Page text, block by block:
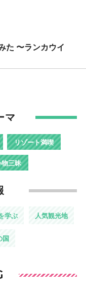
た 〜ランカウイ
マ
リゾート満喫
物三昧
学ぶ 人気観光地
国